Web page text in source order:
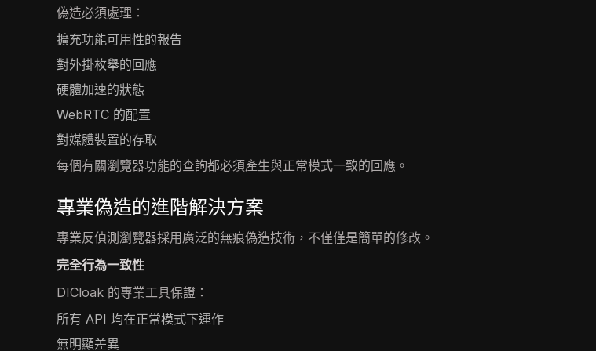
偽造必須處理：
擴充功能可用性的報告
對外掛枚舉的回應
硬體加速的狀態
WebRTC 的配置
對媒體裝置的存取
每個有關瀏覽器功能的查詢都必須產生與正常模式一致的回應。
專業偽造的進階解決方案
專業反偵測瀏覽器採用廣泛的無痕偽造技術，不僅僅是簡單的修改。
完全行為一致性
DICloak 的專業工具保證：
所有 API 均在正常模式下運作
無明顯差異